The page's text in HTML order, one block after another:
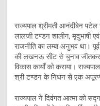
राज्यपाल श्रीमती आनंदीबेन
लालजी टण्डन शालीन, मृदुभाषी
राजनीति का लम्बा अनुभव था।
की लखनऊ सीट से चुनाव
विकास कार्यों को कराया।
श्री टण्डन के निधन से एक
राज्यपाल ने दिवंगत आत्मा को